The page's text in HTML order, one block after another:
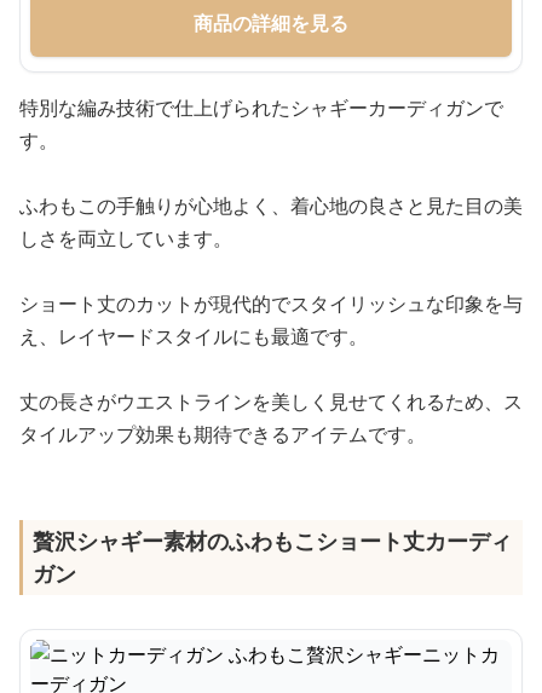
商品の詳細を見る
特別な編み技術で仕上げられたシャギーカーディガンで
す。
ふわもこの手触りが心地よく、着心地の良さと見た目の美
しさを両立しています。
ショート丈のカットが現代的でスタイリッシュな印象を与
え、レイヤードスタイルにも最適です。
丈の長さがウエストラインを美しく見せてくれるため、ス
タイルアップ効果も期待できるアイテムです。
贅沢シャギー素材のふわもこショート丈カーディ
ガン